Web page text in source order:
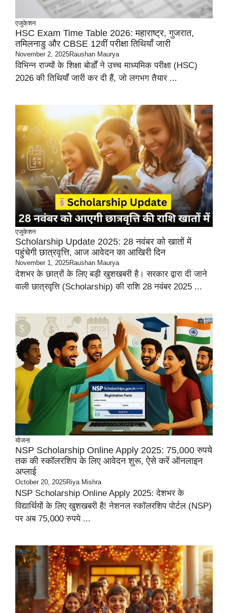
एजुकेशन
HSC Exam Time Table 2026: महाराष्ट्र, गुजरात,
तमिलनाडु और CBSE 12वीं परीक्षा तिथियाँ जारी
November 2, 2025Raushan Maurya
विभिन्न राज्यों के शिक्षा बोर्डों ने उच्च माध्यमिक परीक्षा (HSC)
2026 की तिथियाँ जारी कर दी हैं, जो लगभग तैयार ...
एजुकेशन
Scholarship Update 2025: 28 नवंबर को खातों में
पहुंचेगी छात्रवृत्ति, आज आवेदन का आखिरी दिन
November 1, 2025Raushan Maurya
देशभर के छात्रों के लिए बड़ी खुशखबरी है। सरकार द्वारा दी जाने
वाली छात्रवृत्ति (Scholarship) की राशि 28 नवंबर 2025 ...
योजना
NSP Scholarship Online Apply 2025: 75,000 रुपये
तक की स्कॉलरशिप के लिए आवेदन शुरू, ऐसे करें ऑनलाइन
अप्लाई
October 20, 2025Riya Mishra
NSP Scholarship Online Apply 2025: देशभर के
विद्यार्थियों के लिए खुशखबरी है! नेशनल स्कॉलरशिप पोर्टल (NSP)
पर अब 75,000 रुपये ...